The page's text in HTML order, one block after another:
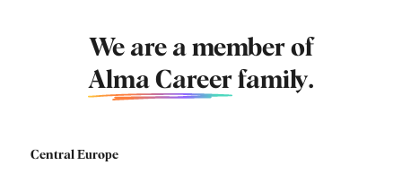
We are a member of
Alma Career family.
Central Europe